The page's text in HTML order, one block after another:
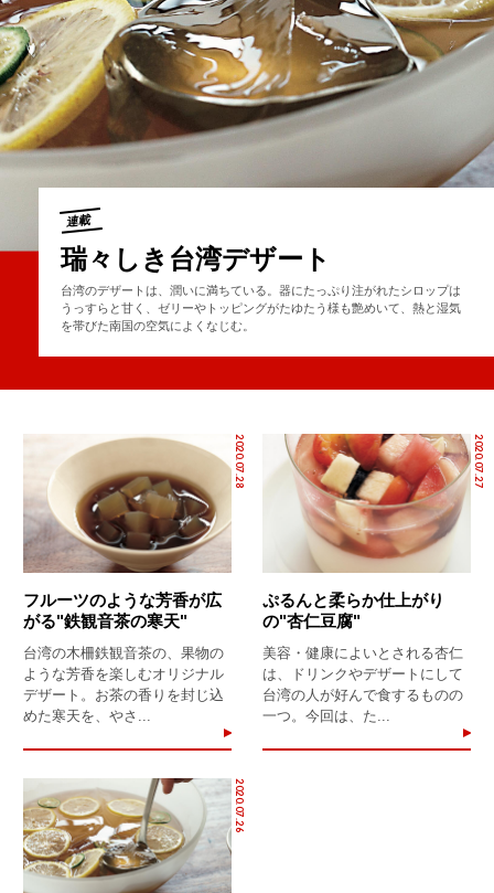
連載
瑞々しき台湾デザート
台湾のデザートは、潤いに満ちている。器にたっぷり注がれたシロップは
うっすらと甘く、ゼリーやトッピングがたゆたう様も艶めいて、熱と湿気
を帯びた南国の空気によくなじむ。
2020.07.28
フルーツのような芳香が広
がる"鉄観音茶の寒天"
台湾の木柵鉄観音茶の、果物の
ような芳香を楽しむオリジナル
デザート。お茶の香りを封じ込
めた寒天を、やさ...
2020.07.27
ぷるんと柔らか仕上がり
の"杏仁豆腐"
美容・健康によいとされる杏仁
は、ドリンクやデザートにして
台湾の人が好んで食するものの
一つ。今回は、た...
2020.07.26